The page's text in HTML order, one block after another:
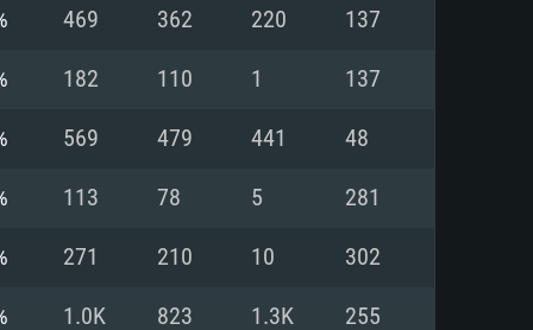
mais
com DirectX 11 ou superior;
ou superior, Radeon RX 570
Vega II ou superior com
banda larga.
de 6 meses) / equivalentes
com os drivers mais
banda larga.
469 362 220 137
182 110 1 137
569 479 441 48
113 78 5 281
271 210 10 302
1.0K 823 1.3K 255